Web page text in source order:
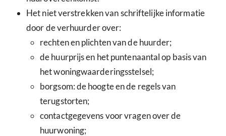
Het niet verstrekken van schriftelijke informatie
door de verhuurder over:
rechten en plichten van de huurder;
de huurprijs en het puntenaantal op basis van
het woningwaarderingsstelsel;
borgsom: de hoogte en de regels van
terugstorten;
contactgegevens voor vragen over de
huurwoning;